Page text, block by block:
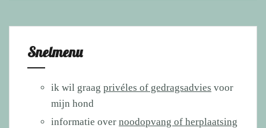
Snelmenu
ik wil graag privéles of gedragsadvies voor
mijn hond
informatie over noodopvang of herplaatsing